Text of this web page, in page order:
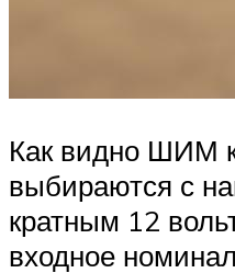
Как видно ШИМ
выбираются с
кратным 12
входное